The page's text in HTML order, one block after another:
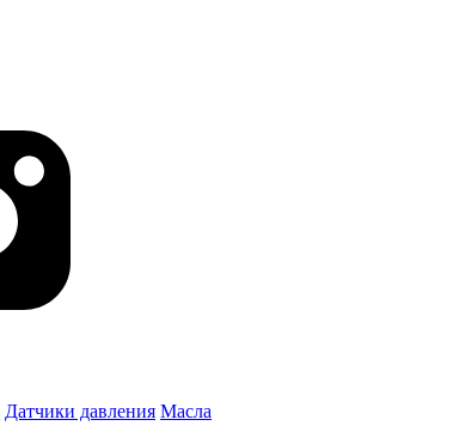
Датчики давления Масла